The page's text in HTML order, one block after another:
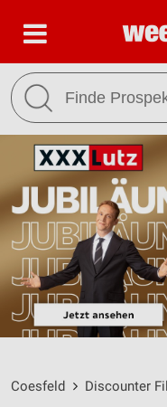
Coesfeld Discounter